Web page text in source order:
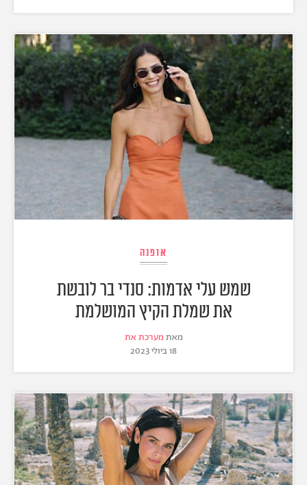
אופנה
שמש עלי אדמות: סנדי בר לובשת
את שמלת הקיץ המושלמת
מאת מערכת את
18 ביולי 2023